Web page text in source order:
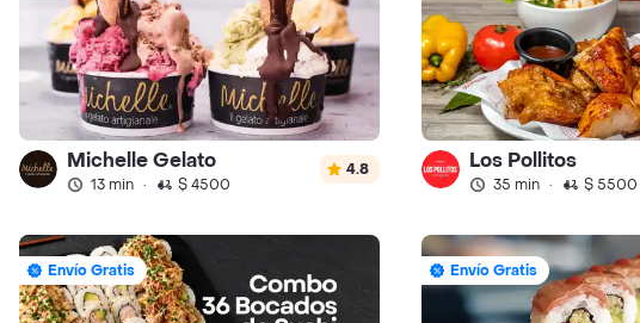
Michelle Gelato
13 min · $ 4500
4.8 Los Pollitos
35 min · $ 5500
Envío Gratis Envío Gratis